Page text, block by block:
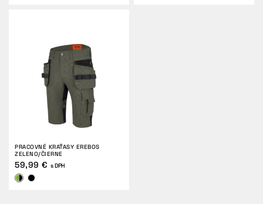
PRACOVNÉ KRAŤASY EREBOS
ZELENO/ČIERNE
59,99 € s DPH